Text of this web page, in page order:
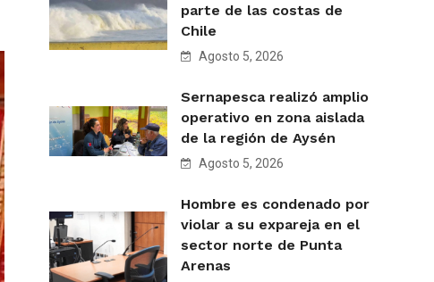
parte de las costas de
Chile
Agosto 5, 2026
Sernapesca realizó amplio
operativo en zona aislada
de la región de Aysén
Agosto 5, 2026
Hombre es condenado por
violar a su expareja en el
sector norte de Punta
Arenas